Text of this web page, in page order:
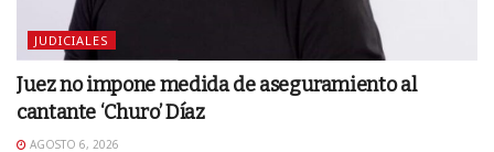
JUDICIALES
Juez no impone medida de aseguramiento al
cantante ‘Churo’ Díaz
AGOSTO 6, 2026